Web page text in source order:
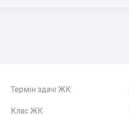
Термін здачі ЖК
Клас ЖК